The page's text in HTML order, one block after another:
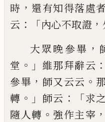
時 ， 還有知得落處
云 ：「內心不取證 ，
大眾晚參畢 ，
堂 。」 維那拜辭云
參畢 ， 師又云云 。
轉 。」 師云 ：「求
隨人轉 。 強作主宰 ，